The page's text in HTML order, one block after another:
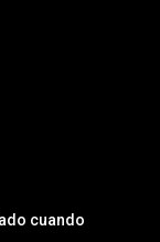
cuando